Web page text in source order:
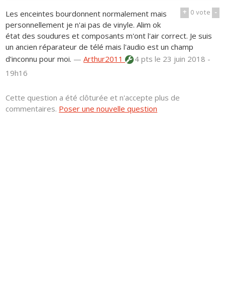
+ 0vote -
Les enceintes bourdonnent normalement mais
personnellement je n'ai pas de vinyle. Alim ok
état des soudures et composants m'ont l'air correct. Je suis
un ancien réparateur de télé mais l'audio est un champ
d'inconnu pour moi. —Arthur2011 4 ptsle 23 juin 2018 -
19h16
Cette question a été clôturée et n'accepte plus de
commentaires. Poser une nouvelle question